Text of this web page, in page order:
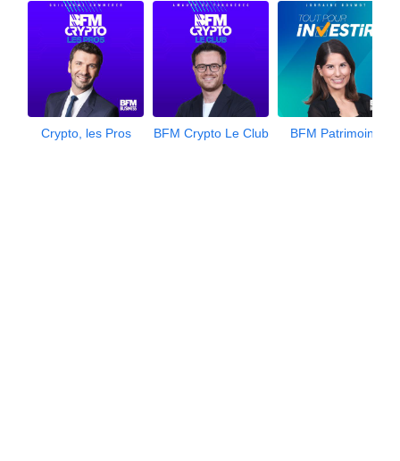
Crypto, les Pros BFM Crypto Le Club BFM Patrimoine